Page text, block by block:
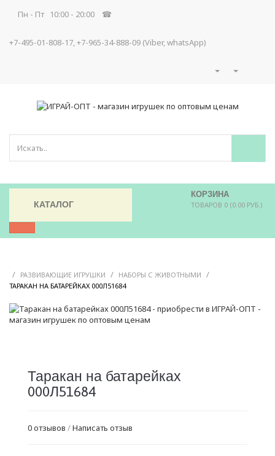
Пн - Пт 10:00 - 20:00 ☎
+7-495-01-808-17, +7-965-34-888-09 (Viber, whatsApp)
КОРЗИНА
ТОВАРОВ 0 (0.00 РУБ.)
КАТАЛОГ
/ РАЗВИВАЮЩИЕ ИГРУШКИ / НАБОРЫ С ЖИВОТНЫМИ /
ТАРАКАН НА БАТАРЕЙКАХ 000Л51684
Таракан на батарейках
000Л51684
0 отзывов /Написать отзыв